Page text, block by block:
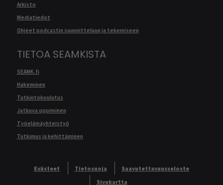
Arkisto
Mediatiedot
Ohjeet podcastin suunnitteluun ja tekemiseen
TIETOA SEAMKISTA
SEAMK.fi
Hakeminen
Tutkintokoulutus
Jatkuva oppiminen
Työelämäyhteistyö
Tutkimus ja kehittäminen
Evästeet Tietosuoja
Saavutettavuusseloste
Sivukartta